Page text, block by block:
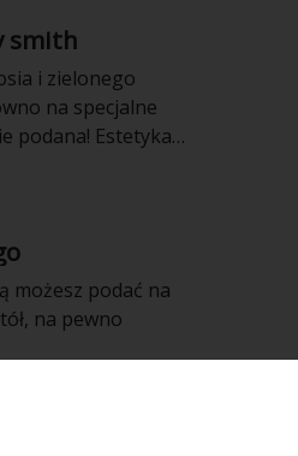
smith
i zielonego
na specjalne
podana! Estetyka
możesz podać na
na pewno